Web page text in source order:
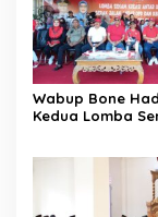
Wabup Bone
Kedua Lomba